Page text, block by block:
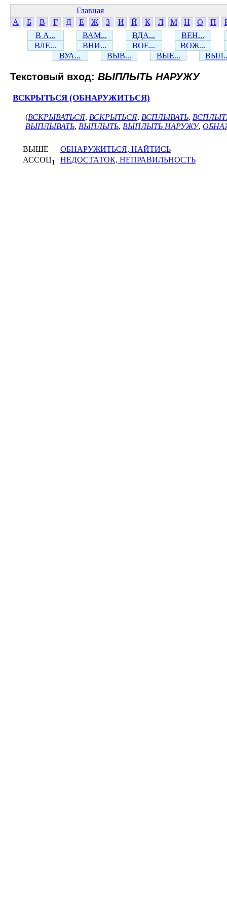
Главная
А
Б В Г Д Е Ж З И Й К Л М Н О П
В А...
ВАМ... ВДА...
ВЕН...
ВЛЕ...
ВНИ... ВОЕ...
ВОЖ...
ВУА...
ВЫВ... ВЫЕ...
Текстовый вход: ВЫПЛЫТЬ НАРУЖУ
ВСКРЫТЬСЯ (ОБНАРУЖИТЬСЯ)
(ВСКРЫВАТЬСЯ, ВСКРЫТЬСЯ, ВСПЛЫВАТЬ,
ВЫПЛЫВАТЬ, ВЫПЛЫТЬ, ВЫПЛЫТЬ НАРУЖУ,
ВЫШЕ
ОБНАРУЖИТЬСЯ, НАЙТИСЬ
АССОЦ1 НЕДОСТАТОК, НЕПРАВИЛЬНОСТЬ